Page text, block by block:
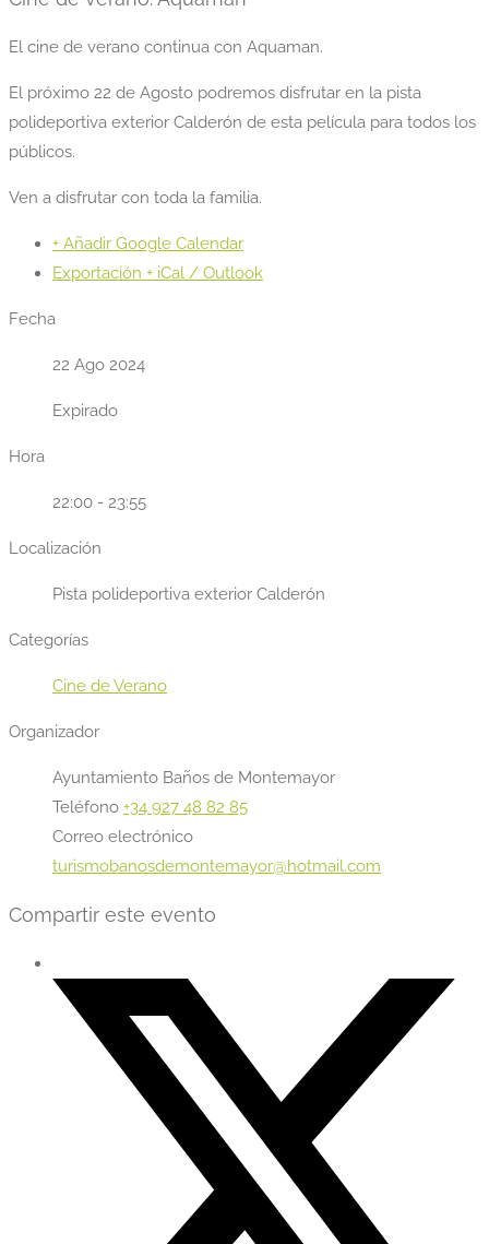
El cine de verano continua con Aquaman.
El próximo 22 de Agosto podremos disfrutar en la pista
polideportiva exterior Calderón de esta película para todos los
públicos.
Ven a disfrutar con toda la familia.
+ Añadir Google Calendar
Exportación + iCal / Outlook
Fecha
22 Ago 2024
Expirado
Hora
22:00 - 23:55
Localización
Pista polideportiva exterior Calderón
Categorías
Cine de Verano
Organizador
Ayuntamiento Baños de Montemayor
Teléfono +34 927 48 82 85
Correo electrónico
turismobanosdemontemayor@hotmail.com
Compartir este evento